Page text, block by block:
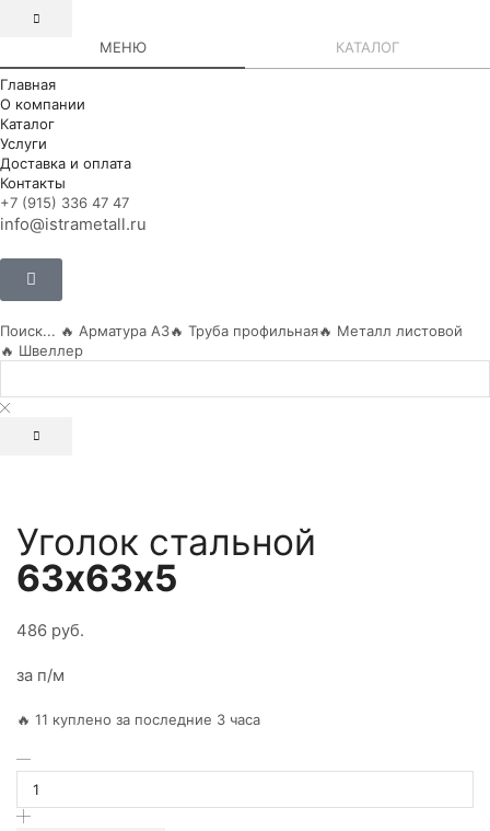
МЕНЮ КАТАЛОГ
Главная
О компании
Каталог
Услуги
Доставка и оплата
Контакты
+7 (915) 336 47 47
info@istrametall.ru
Поиск... 🔥 Арматура А3🔥 Труба профильная🔥 Металл листовой
🔥 Швеллер
Уголок стальной
63х63х5
486 руб.
за п/м
🔥 11 куплено за последние 3 часа